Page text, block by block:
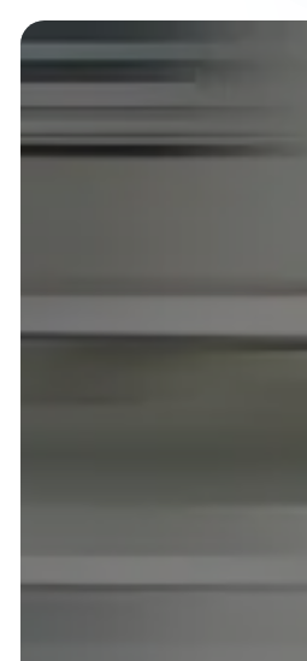
Panneau de gestion des cookies